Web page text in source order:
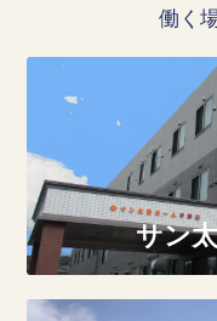
働く
サン